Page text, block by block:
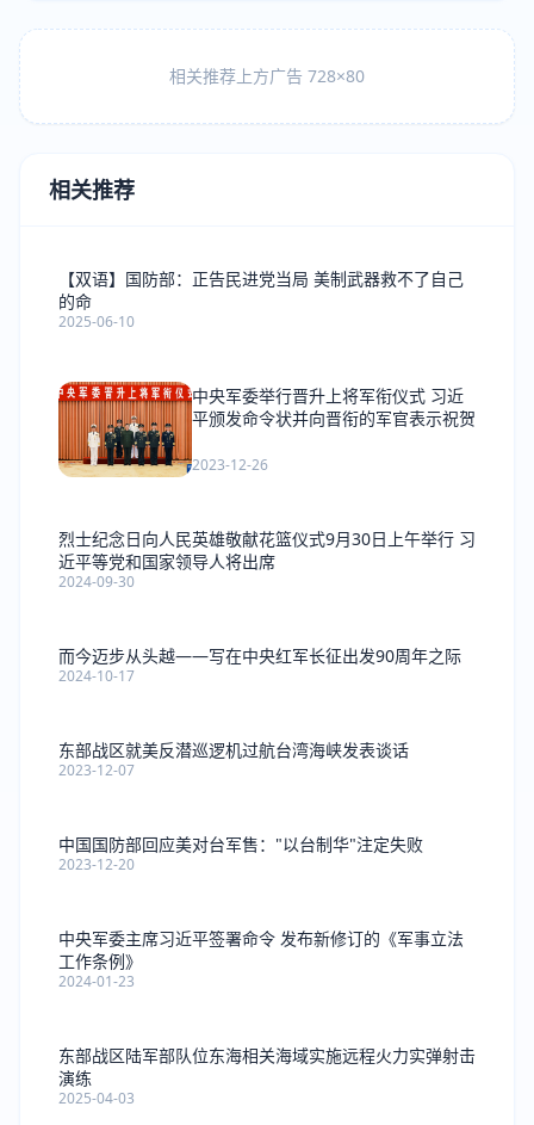
相关推荐上方广告 728×80
相关推荐
【双语】国防部：正告民进党当局 美制武器救不了自己
的命
2025-06-10
中央军委举行晋升上将军衔仪式 习近
平颁发命令状并向晋衔的军官表示祝贺
2023-12-26
烈士纪念日向人民英雄敬献花篮仪式9月30日上午举行 习
近平等党和国家领导人将出席
2024-09-30
而今迈步从头越——写在中央红军长征出发90周年之际
2024-10-17
东部战区就美反潜巡逻机过航台湾海峡发表谈话
2023-12-07
中国国防部回应美对台军售："以台制华"注定失败
2023-12-20
中央军委主席习近平签署命令 发布新修订的《军事立法
工作条例》
2024-01-23
东部战区陆军部队位东海相关海域实施远程火力实弹射击
演练
2025-04-03